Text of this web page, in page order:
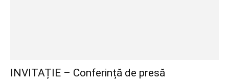
INVITAȚIE – Conferință de presă